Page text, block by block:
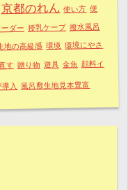
京都のれん 使い方 便
ダー 授乳ケープ 撥水風呂
地の高級感 環境 環境にやさ
す 贈り物 遊具 金魚 顔料イ
入 風呂敷生地見本豊富